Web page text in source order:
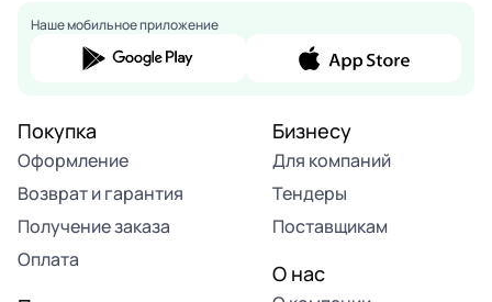
Наше мобильное приложение
Покупка
Оформление
Возврат и гарантия
Получение заказа
Оплата
Бизнесу
Для компаний
Тендеры
Поставщикам
О нас